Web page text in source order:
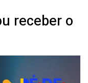
receber o